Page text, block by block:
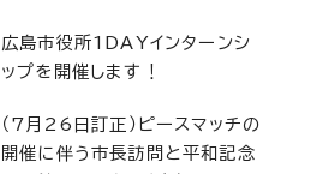
広島市役所1DAYインターンシ
ップを開催します！
（7月26日訂正）ピースマッチの
開催に伴う市長訪問と平和記念